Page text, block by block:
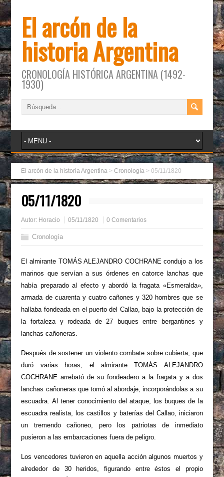
El arcón de la
historia Argentina
CRONOLOGÍA HISTÓRICA ARGENTINA (1492-
1930)
El arcón de la historia Argentina >Cronología >05/11/1820
05/11/1820
Autor: Horacio 05/11/1820 0 Comentarios
Cronología
El almirante TOMÁS ALEJANDRO COCHRANE condujo a los
marinos que servían a sus órdenes en catorce lanchas que
había preparado al efecto y abordó la fragata «Esmeralda»,
armada de cuarenta y cuatro cañones y 320 hombres que se
hallaba fondeada en el puerto del Callao, bajo la protección de
la fortaleza y rodeada de 27 buques entre bergantines y
lanchas cañoneras.
Después de sostener un violento combate sobre cubierta, que
duró varias horas, el almirante TOMÁS ALEJANDRO
COCHRANE arrebató de su fondeadero a la fragata y a dos
lanchas cañoneras que tomó al abordaje, incorporándolas a su
escuadra. Al tener conocimiento del ataque, los buques de la
escuadra realista, los castillos y baterías del Callao, iniciaron
un tremendo cañoneo, pero los patriotas de inmediato
pusieron a las embarcaciones fuera de peligro.
Los vencedores tuvieron en aquella acción algunos muertos y
alrededor de 30 heridos, figurando entre éstos el propio